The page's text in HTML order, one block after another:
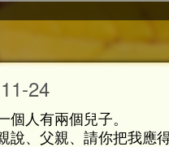
24
個人有兩個兒子。
說、父親、請你把我應